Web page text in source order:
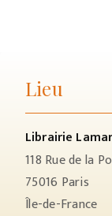
Lieu
Librairie
118 Rue de la
75016 Paris
Île-de-France